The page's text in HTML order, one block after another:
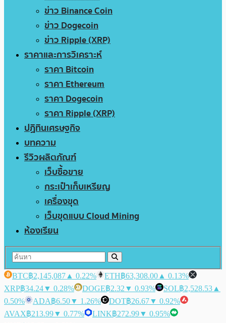
ข่าว Binance Coin
ข่าว Dogecoin
ข่าว Ripple (XRP)
ราคาและการวิเคราะห์
ราคา Bitcoin
ราคา Ethereum
ราคา Dogecoin
ราคา Ripple (XRP)
ปฏิทินเศรษฐกิจ
บทความ
รีวิวผลิตภัณฑ์
เว็บซื้อขาย
กระเป๋าเก็บเหรียญ
เครื่องขุด
เว็บขุดแบบ Cloud Mining
ห้องเรียน
BTC฿2,145,087 ▲ 0.22% ETH฿63,308.00 ▲ 0.13%
XRP฿34.24▼ 0.28% DOGE฿2.32 ▼ 0.93% SOL฿2,528.53 ▲
0.50%
ADA฿6.50▼ 1.26% DOT฿26.67▼ 0.92%
AVAX฿213.99▼ 0.77% LINK฿272.99▼ 0.95%